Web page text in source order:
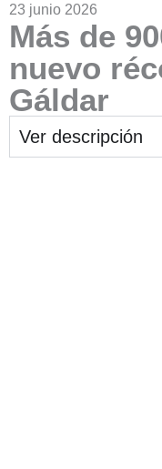
23 junio 2026
Más de
nuevo
Gáldar
Ver descripción